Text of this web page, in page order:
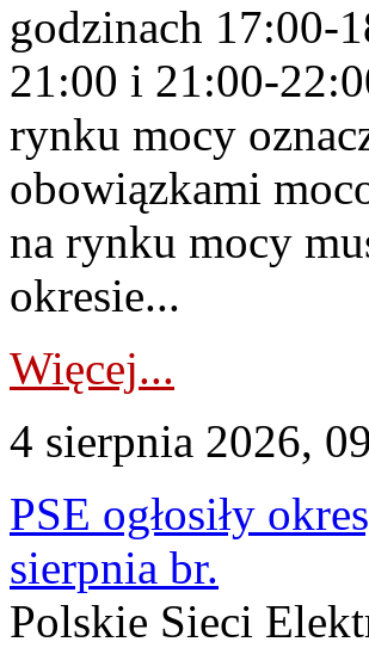
godzinach 17:00-
21:00 i 21:00-
rynku mocy
obowiązkami
na rynku mocy
okresie...
Więcej...
4 sierpnia 2026,
PSE ogłosiły
sierpnia br.
Polskie Sieci